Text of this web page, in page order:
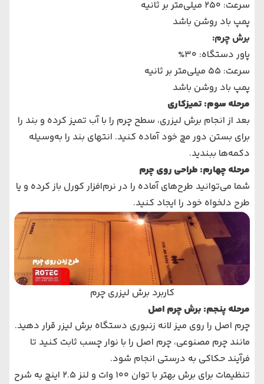
سرعت: 250 میلی‌متر بر ثانیه
پمپ باد روشن باشد
برش چرم:
پاور دستگاه: 30%
سرعت: 55 میلی‌متر بر ثانیه
پمپ باد روشن باشد
مرحله سوم: تمیزکاری
بعد از انجام برش لیزری، سطح چرم را با آب تمیز کرده و بند را
برای بستن دور مچ خود آماده کنید. انتهای بند را به‌وسیله
دکمه‌ها ببندید.
مرحله چهارم: طراحی روی چرم
شما می‌توانید طرح‌های آماده را در نرم‌افزار کورل باز کرده و یا
طرح دلخواه خود را ایجاد کنید.
کاربرد برش لیزری چرم
مرحله پنجم: برش چرم اصل
چرم اصل را روی میز لانه زنبوری دستگاه برش لیزر قرار دهید.
مانند چرم مصنوعی، چرم اصل را با نوار چسب ثابت کنید تا
فرآیند حکاکی به درستی انجام شود.
تنظیمات برای برش بهتر با توان 100 وات و لنز 2.5 اینچ به شرح